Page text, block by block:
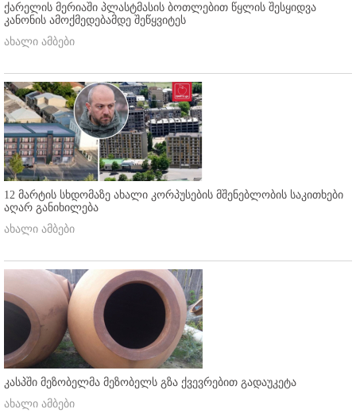
ქარელის მერიაში პლასტმასის ბოთლებით წყლის შესყიდვა
კანონის ამოქმედებამდე შეწყვიტეს
ახალი ამბები
12 მარტის სხდომაზე ახალი კორპუსების მშენებლობის საკითხები
აღარ განიხილება
ახალი ამბები
კასპში მეზობელმა მეზობელს გზა ქვევრებით გადაუკეტა
ახალი ამბები